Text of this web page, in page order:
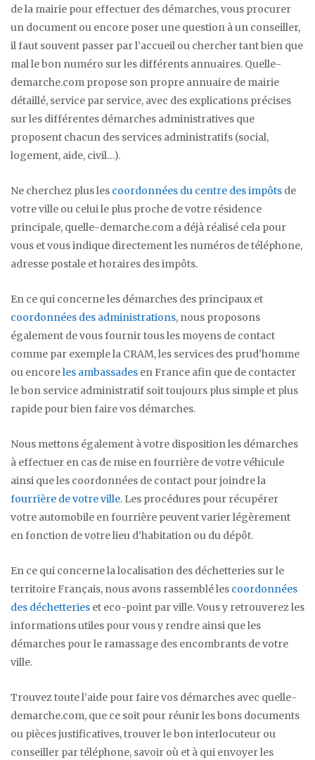
de la mairie pour effectuer des démarches, vous procurer
un document ou encore poser une question à un conseiller,
il faut souvent passer par l’accueil ou chercher tant bien que
mal le bon numéro sur les différents annuaires. Quelle-
demarche.com propose son propre annuaire de mairie
détaillé, service par service, avec des explications précises
sur les différentes démarches administratives que
proposent chacun des services administratifs (social,
logement, aide, civil…).
Ne cherchez plus les coordonnées du centre des impôts de
votre ville ou celui le plus proche de votre résidence
principale, quelle-demarche.com a déjà réalisé cela pour
vous et vous indique directement les numéros de téléphone,
adresse postale et horaires des impôts.
En ce qui concerne les démarches des principaux et
coordonnées des administrations, nous proposons
également de vous fournir tous les moyens de contact
comme par exemple la CRAM, les services des prud’homme
ou encoreles ambassades en France afin que de contacter
le bon service administratif soit toujours plus simple et plus
rapide pour bien faire vos démarches.
Nous mettons également à votre disposition les démarches
à effectuer en cas de mise en fourrière de votre véhicule
ainsi que les coordonnées de contact pour joindre la
fourrière de votre ville. Les procédures pour récupérer
votre automobile en fourrière peuvent varier légèrement
en fonction de votre lieu d’habitation ou du dépôt.
En ce qui concerne la localisation des déchetteries sur le
territoire Français, nous avons rassemblé les coordonnées
des déchetteries et eco-point par ville. Vous y retrouverez les
informations utiles pour vous y rendre ainsi que les
démarches pour le ramassage des encombrants de votre
ville.
Trouvez toute l’aide pour faire vos démarches avec quelle-
demarche.com, que ce soit pour réunir les bons documents
ou pièces justificatives, trouver le bon interlocuteur ou
conseiller par téléphone, savoir où et à qui envoyer les